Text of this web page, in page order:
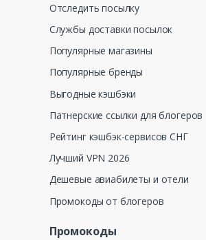
Отследить посылку
Службы доставки посылок
Популярные магазины
Популярные бренды
Выгодные кэшбэки
Патнерские ссылки для блогеров
Рейтинг кэшбэк-сервисов СНГ
Лучший VPN 2026
Дешевые авиабилеты и отели
Промокоды от блогеров
Промокоды